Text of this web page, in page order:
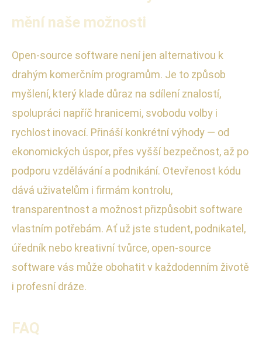
mění naše možnosti
Open-source software není jen alternativou k
drahým komerčním programům. Je to způsob
myšlení, který klade důraz na sdílení znalostí,
spolupráci napříč hranicemi, svobodu volby i
rychlost inovací. Přináší konkrétní výhody — od
ekonomických úspor, přes vyšší bezpečnost, až po
podporu vzdělávání a podnikání. Otevřenost kódu
dává uživatelům i firmám kontrolu,
transparentnost a možnost přizpůsobit software
vlastním potřebám. Ať už jste student, podnikatel,
úředník nebo kreativní tvůrce, open-source
software vás může obohatit v každodenním životě
i profesní dráze.
FAQ